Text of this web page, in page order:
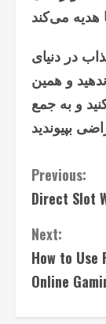
در دنیای
و همین
و به جمع
Continue
Previous:
Direct Slot
Next:
How to
Online